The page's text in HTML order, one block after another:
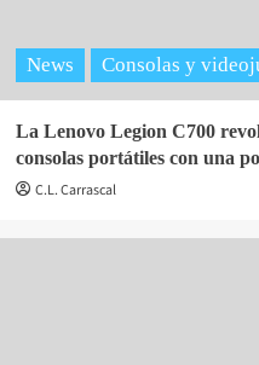
News Consolas y
La Lenovo Legion C700
consolas portátiles con una
C.L. Carrascal